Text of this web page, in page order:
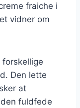
fraiche i
vidner om
Den lette
at
fuldfede